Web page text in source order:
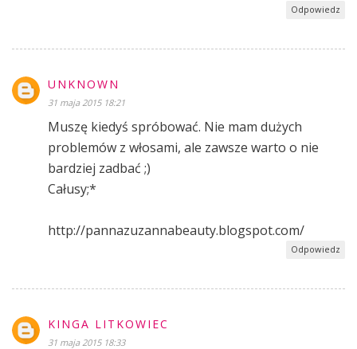
Odpowiedz
UNKNOWN
31 maja 2015 18:21
Muszę kiedyś spróbować. Nie mam dużych
problemów z włosami, ale zawsze warto o nie
bardziej zadbać ;)
Całusy;*
http://pannazuzannabeauty.blogspot.com/
Odpowiedz
KINGA LITKOWIEC
31 maja 2015 18:33